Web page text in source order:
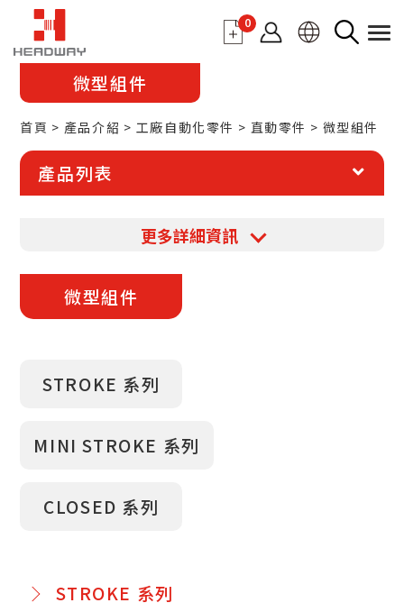
0
微型組件
首頁 產品介紹 工廠自動化零件 直動零件 微型組件
產品列表
對於微型組件的需求日漸劇增。在日趨精密的產
品當中，需要體積更小、輕量且功能強大的組
20μm之間的，都可稱之為微型組件，亦稱有限
其特色為可進行低摩擦的轉動運動，滾珠不會循
進行平穩的轉動運動，並且可做精巧的設計，襯
更多詳細資訊
微型組件
STROKE 系列
MINI STROKE 系列
CLOSED 系列
STROKE 系列